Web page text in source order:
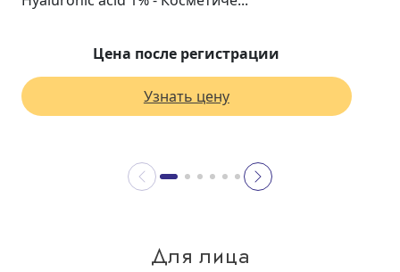
Цена после регистрации
Узнать цену
Для лица